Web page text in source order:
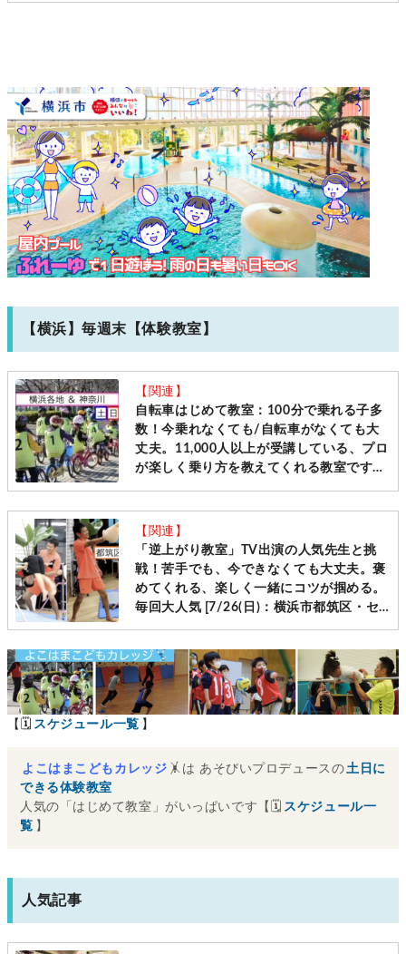
【横浜】毎週末【体験教室】
【関連】
自転車はじめて教室：100分で乗れる子多
数！今乗れなくても/自転車がなくても大
丈夫。11,000人以上が受講している、プロ
が楽しく乗り方を教えてくれる教室です
［毎週土日＠横浜・神奈川10会場 先着受
【関連】
「逆上がり教室」TV出演の人気先生と挑
戦！苦手でも、今できなくても大丈夫。褒
めてくれる、楽しく一緒にコツが掴める。
毎回大人気 [7/26(日)：横浜市都筑区・セ
ンター南]
【🗓 スケジュール一覧 】
よこはまこどもカレッジ 🤸は あそびいプロデュースの土日に
できる体験教室
人気の「はじめて教室」がいっぱいです【🗓 スケジュール一
覧 】
人気記事